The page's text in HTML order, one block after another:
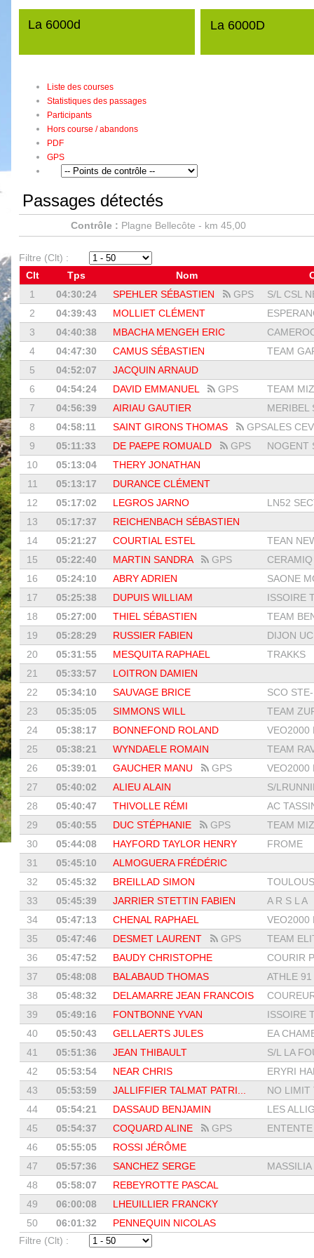
La 6000d La 6000D
Liste des courses
Statistiques des passages
Participants
Hors course / abandons
PDF
GPS
Passages détectés
Contrôle : Plagne Bellecôte - km 45,00
Filtre (Clt) :
Clt
Tps Nom
1
04:30:24 SPEHLER SÉBASTIEN GPS
S/L CSL
2
04:39:43 MOLLIET CLÉMENT
3
04:40:38 MBACHA MENGEH ERIC
4
04:47:30 CAMUS SÉBASTIEN
TEAM
5
04:52:07
JACQUIN ARNAUD
6
04:54:24 DAVID EMMANUEL GPS
TEAM
7
04:56:39 AIRIAU GAUTIER
MERIBEL
8
04:58:11 SAINT GIRONS THOMAS GPSALES
9
05:11:33 DE PAEPE ROMUALD GPS
NOGENT
10
05:13:04
THERY JONATHAN
11
05:13:17
DURANCE CLÉMENT
12
05:17:02 LEGROS JARNO
LN52
13
05:17:37
REICHENBACH SÉBASTIEN
14
05:21:27 COURTIAL ESTEL
TEAN
15
05:22:40 MARTIN SANDRA GPS
16
05:24:10 ABRY ADRIEN
SAONE
17
05:25:38 DUPUIS WILLIAM
ISSOIRE
18
05:27:00 THIEL SÉBASTIEN
TEAM
19
05:28:29 RUSSIER FABIEN
DIJON
20
05:31:55 MESQUITA RAPHAEL
TRAKKS
21
05:33:57
LOITRON DAMIEN
22
05:34:10 SAUVAGE BRICE
SCO
23
05:35:05 SIMMONS WILL
TEAM
24
05:38:17 BONNEFOND ROLAND
VEO2000
25
05:38:21 WYNDAELE ROMAIN
TEAM
26
05:39:01 GAUCHER MANU GPS
VEO2000
27
05:40:02 ALIEU ALAIN
S/
28
05:40:47 THIVOLLE RÉMI
AC
29
05:40:55 DUC STÉPHANIE GPS
TEAM
30
05:44:08 HAYFORD TAYLOR HENRY
FROME
31
05:45:10
ALMOGUERA FRÉDÉRIC
32
05:45:32 BREILLAD SIMON
33
05:45:39 JARRIER STETTIN FABIEN
A R S L A
34
05:47:13 CHENAL RAPHAEL
VEO2000
35
05:47:46 DESMET LAURENT GPS
TEAM
36
05:47:52 BAUDY CHRISTOPHE
COURIR
37
05:48:08 BALABAUD THOMAS
ATHLE
38
05:48:32 DELAMARRE JEAN FRANCOIS
39
05:49:16 FONTBONNE YVAN
ISSOIRE
40
05:50:43 GELLAERTS JULES
EA
41
05:51:36 JEAN THIBAULT
S/L LA
42
05:53:54 NEAR CHRIS
ERYRI
43
05:53:59 JALLIFFIER TALMAT PATRI...
NO LIMIT
44
05:54:21 DASSAUD BENJAMIN
LES
45
05:54:37 COQUARD ALINE GPS
46
05:55:05
ROSSI JÉRÔME
47
05:57:36 SANCHEZ SERGE
48
05:58:07
REBEYROTTE PASCAL
49
06:00:08
LHEUILLIER FRANCKY
50
06:01:32
PENNEQUIN NICOLAS
Filtre (Clt) :